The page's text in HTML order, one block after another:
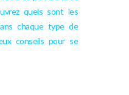
quels sont les
chaque type de
conseils pour se